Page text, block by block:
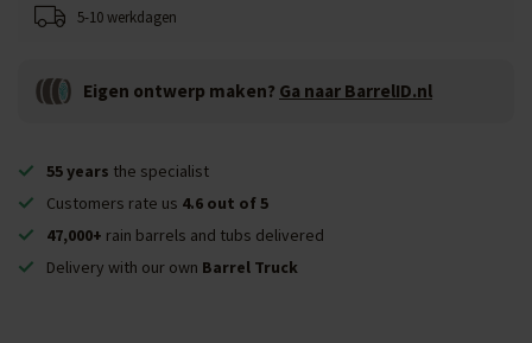
5-10 werkdagen
Eigen ontwerp maken? Ga naar BarrelID.nl
55 years the specialist
Customers rate us 4.6 out of 5
47,000+ rain barrels and tubs delivered
Delivery with our own Barrel Truck